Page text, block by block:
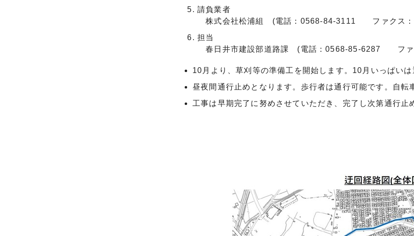
請負業者
株式会社松浦組 (電話：0568-84-3111 ファクス：
担当
春日井市建設部道路課 (電話：0568-85-6287 ファ
10月より、草刈等の準備工を開始します。10月いっぱいは
昼夜間通行止めとなります。歩行者は通行可能です。自転
工事は早期完了に努めさせていただき、完了し次第通行止